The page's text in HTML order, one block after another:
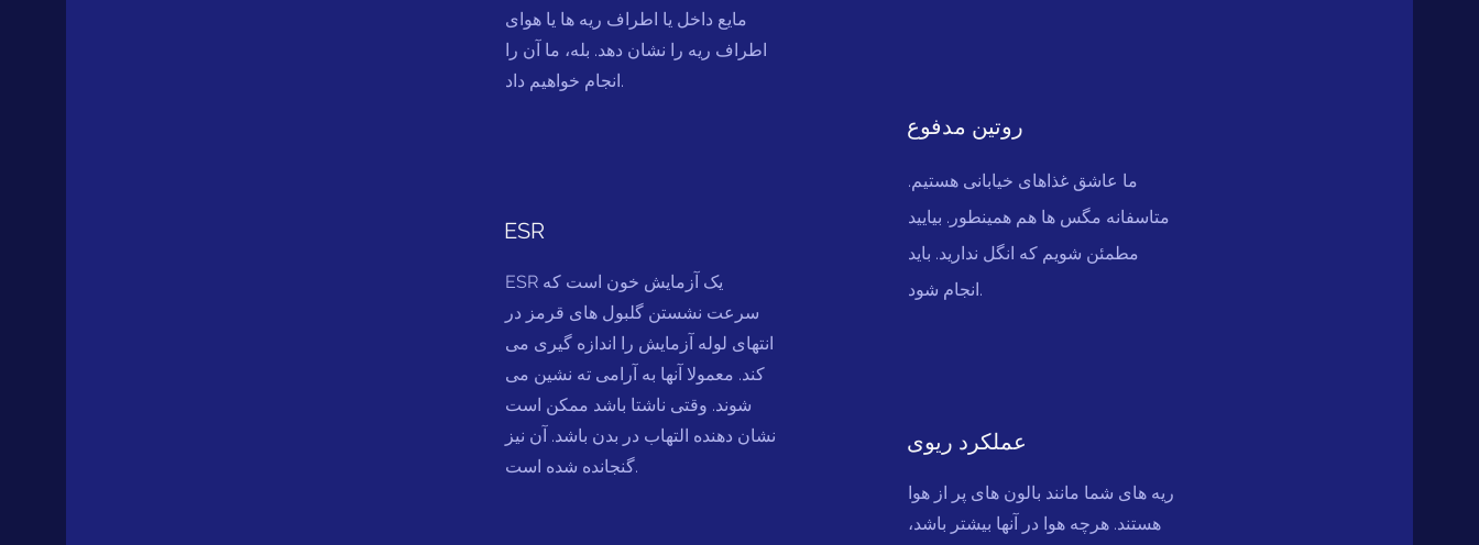
مایع داخل یا اطراف ریه ها یا هوای
اطراف ریه را نشان دهد. بله، ما آن را
انجام خواهیم داد.
ESR
ESR یک آزمایش خون است که
سرعت نشستن گلبول های قرمز در
انتهای لوله آزمایش را اندازه گیری می
کند. معمولا آنها به آرامی ته نشین می
شوند. وقتی ناشتا باشد ممکن است
نشان دهنده التهاب در بدن باشد. آن نیز
گنجانده شده است.
روتین مدفوع
ما عاشق غذاهای خیابانی هستیم.
متاسفانه مگس ها هم همینطور. بیایید
مطمئن شویم که انگل ندارید. باید
انجام شود.
عملکرد ریوی
ریه های شما مانند بالون های پر از هوا
هستند. هرچه هوا در آنها بیشتر باشد،